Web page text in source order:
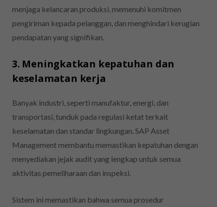
menjaga kelancaran produksi, memenuhi komitmen
pengiriman kepada pelanggan, dan menghindari kerugian
pendapatan yang signifikan.
3. Meningkatkan kepatuhan dan
keselamatan kerja
Banyak industri, seperti manufaktur, energi, dan
transportasi, tunduk pada regulasi ketat terkait
keselamatan dan standar lingkungan. SAP Asset
Management membantu memastikan kepatuhan dengan
menyediakan jejak audit yang lengkap untuk semua
aktivitas pemeliharaan dan inspeksi.
Sistem ini memastikan bahwa semua prosedur